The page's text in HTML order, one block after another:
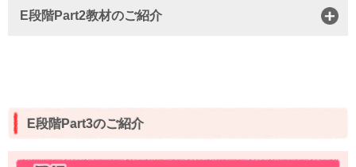
E段階Part2教材のご紹介
E段階Part3のご紹介